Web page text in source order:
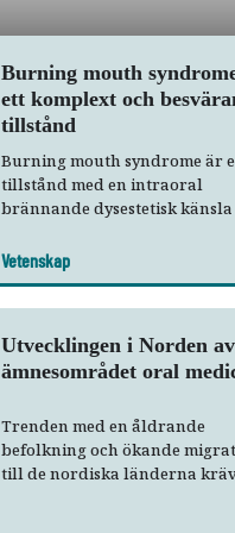
Burning mouth
ett komplext och
tillstånd
Burning mouth syndrome är
tillstånd med en intraoral
brännande dysestetisk
Den vanligaste lokalisationen
den brännande känslan är
men även andra platser i
behandlingsmetoder föreslås
det fortfarande ingen
tillståndet bör alltid få
Vetenskap
Utvecklingen i Norden av
ämnesområdet oral
Trenden med en åldrande
befolkning och ökande
till de nordiska länderna